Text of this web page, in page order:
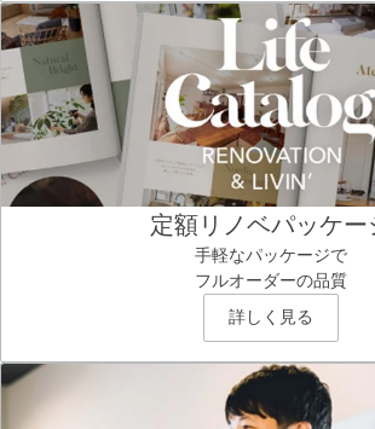
定額リノベパッケー
手軽なパッケージで
フルオーダーの品質
詳しく見る